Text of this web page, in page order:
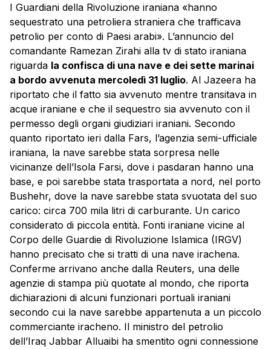
I Guardiani della Rivoluzione iraniana «hanno
sequestrato una petroliera straniera che trafficava
petrolio per conto di Paesi arabi». L’annuncio del
comandante Ramezan Zirahi alla tv di stato iraniana
riguarda la confisca di una nave e dei sette marinai
a bordo avvenuta mercoledì 31 luglio. Al Jazeera ha
riportato che il fatto sia avvenuto mentre transitava in
acque iraniane e che il sequestro sia avvenuto con il
permesso degli organi giudiziari iraniani. Secondo
quanto riportato ieri dalla Fars, l’agenzia semi-ufficiale
iraniana, la nave sarebbe stata sorpresa nelle
vicinanze dell’Isola Farsi, dove i pasdaran hanno una
base, e poi sarebbe stata trasportata a nord, nel porto
Bushehr, dove la nave sarebbe stata svuotata del suo
carico: circa 700 mila litri di carburante. Un carico
considerato di piccola entità. Fonti iraniane vicine al
Corpo delle Guardie di Rivoluzione Islamica (IRGV)
hanno precisato che si tratti di una nave irachena.
Conferme arrivano anche dalla Reuters, una delle
agenzie di stampa più quotate al mondo, che riporta
dichiarazioni di alcuni funzionari portuali iraniani
secondo cui la nave sarebbe appartenuta a un piccolo
commerciante iracheno. Il ministro del petrolio
dell’Iraq Jabbar Alluaibi ha smentito ogni connessione